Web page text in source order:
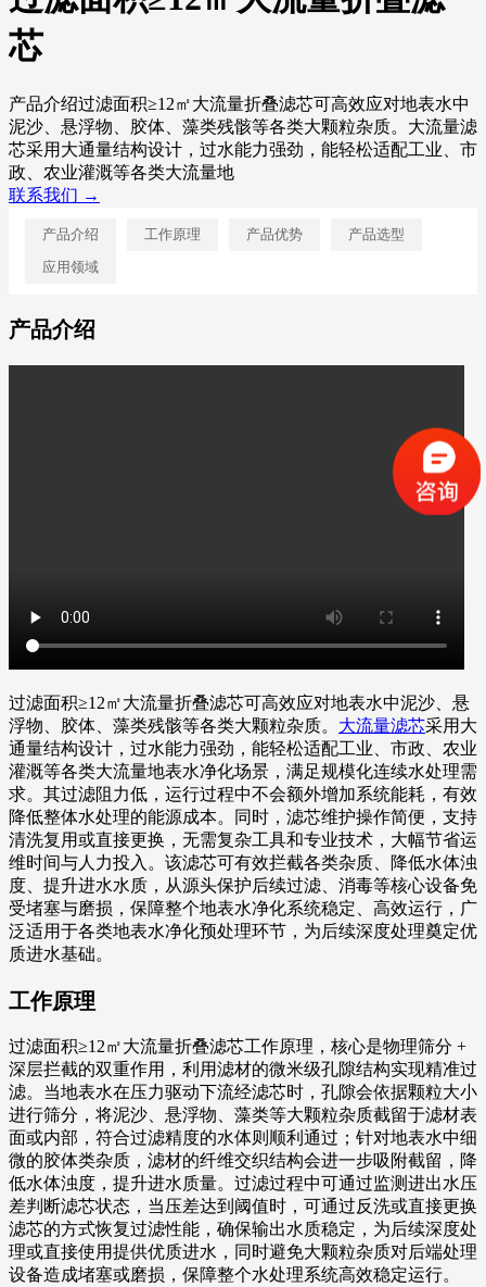
芯
产品介绍过滤面积≥12㎡大流量折叠滤芯可高效应对地表水中
泥沙、悬浮物、胶体、藻类残骸等各类大颗粒杂质。大流量滤
芯采用大通量结构设计，过水能力强劲，能轻松适配工业、市
政、农业灌溉等各类大流量地
联系我们 →
产品介绍 工作原理 产品优势
产品选型
应用领域
产品介绍
过滤面积≥12㎡大流量折叠滤芯可高效应对地表水中泥沙、悬
浮物、胶体、藻类残骸等各类大颗粒杂质。 大流量滤芯采用大
通量结构设计，过水能力强劲，能轻松适配工业、市政、农业
灌溉等各类大流量地表水净化场景，满足规模化连续水处理需
求。其过滤阻力低，运行过程中不会额外增加系统能耗，有效
降低整体水处理的能源成本。同时，滤芯维护操作简便，支持
清洗复用或直接更换，无需复杂工具和专业技术，大幅节省运
维时间与人力投入。该滤芯可有效拦截各类杂质、降低水体浊
度、提升进水水质，从源头保护后续过滤、消毒等核心设备免
受堵塞与磨损，保障整个地表水净化系统稳定、高效运行，广
泛适用于各类地表水净化预处理环节，为后续深度处理奠定优
质进水基础。
工作原理
过滤面积≥12㎡大流量折叠滤芯工作原理，核心是物理筛分 +
深层拦截的双重作用，利用滤材的微米级孔隙结构实现精准过
滤。当地表水在压力驱动下流经滤芯时，孔隙会依据颗粒大小
进行筛分，将泥沙、悬浮物、藻类等大颗粒杂质截留于滤材表
面或内部，符合过滤精度的水体则顺利通过；针对地表水中细
微的胶体类杂质，滤材的纤维交织结构会进一步吸附截留，降
低水体浊度，提升进水质量。过滤过程中可通过监测进出水压
差判断滤芯状态，当压差达到阈值时，可通过反洗或直接更换
滤芯的方式恢复过滤性能，确保输出水质稳定，为后续深度处
理或直接使用提供优质进水，同时避免大颗粒杂质对后端处理
设备造成堵塞或磨损，保障整个水处理系统高效稳定运行。